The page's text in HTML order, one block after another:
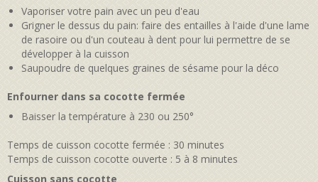
Vaporiser votre pain avec un peu d'eau
Grigner le dessus du pain: faire des entailles à l'aide d'une lame
de rasoire ou d'un couteau à dent pour lui permettre de se
développer à la cuisson
Saupoudre de quelques graines de sésame pour la déco
Enfourner dans sa cocotte fermée
Baisser la température à 230 ou 250°
Temps de cuisson cocotte fermée : 30 minutes
Temps de cuisson cocotte ouverte : 5 à 8 minutes
Cuisson sans cocotte